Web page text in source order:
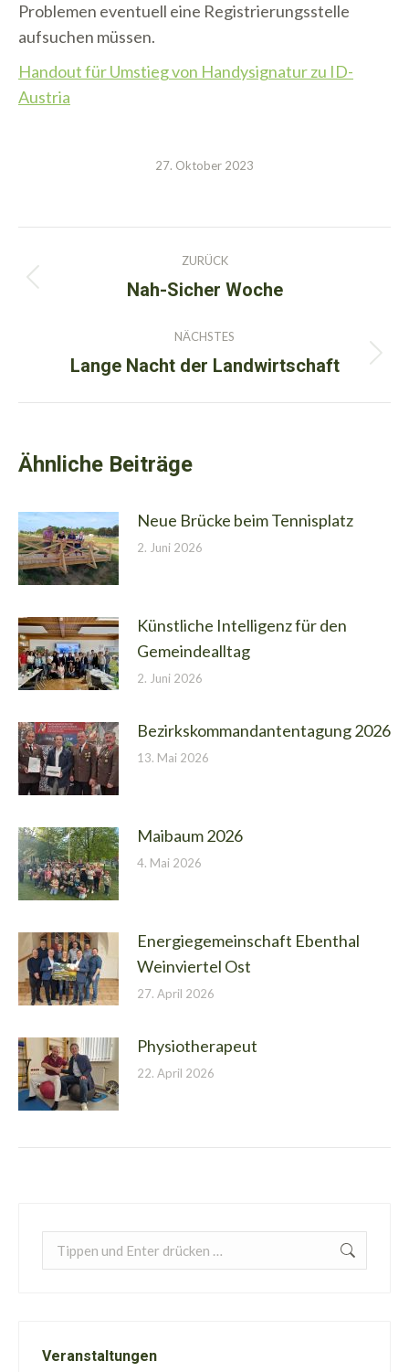
Problemen eventuell eine Registrierungsstelle
aufsuchen müssen.
Handout für Umstieg von Handysignatur zu ID-
Austria
27. Oktober 2023
Kommentarnavigation
ZURÜCK
Vorheriger
Nah-Sicher Woche
NÄCHSTES
Nächster
Lange Nacht der Landwirtschaft
Ähnliche Beiträge
Neue Brücke beim Tennisplatz
2. Juni 2026
Künstliche Intelligenz für den
Gemeindealltag
2. Juni 2026
Bezirkskommandantentagung 2026
13. Mai 2026
Maibaum 2026
4. Mai 2026
Energiegemeinschaft Ebenthal
Weinviertel Ost
27. April 2026
Physiotherapeut
22. April 2026
Search:
Veranstaltungen